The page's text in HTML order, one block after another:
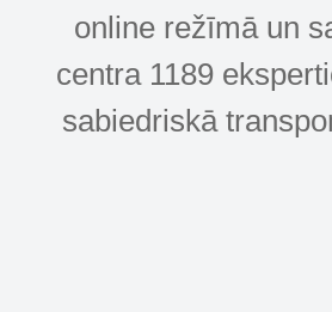
online režīmā un
centra 1189
sabiedriskā